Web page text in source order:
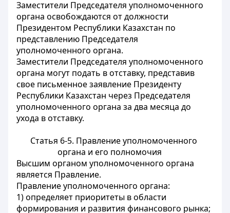
Заместители Председателя уполномоченного
органа освобождаются от должности
Президентом Республики Казахстан по
представлению Председателя
уполномоченного органа.
Заместители Председателя уполномоченного
органа могут подать в отставку, представив
свое письменное заявление Президенту
Республики Казахстан через Председателя
уполномоченного органа за два месяца до
ухода в отставку.
Статья 6-5. Правление уполномоченного
органа и его полномочия
Высшим органом уполномоченного органа
является Правление.
Правление уполномоченного органа:
1) определяет приоритеты в области
формирования и развития финансового рынка;